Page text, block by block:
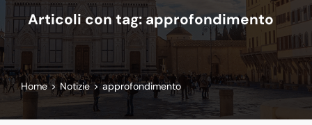
Articoli con tag: approfondimento
Home > Notizie > approfondimento